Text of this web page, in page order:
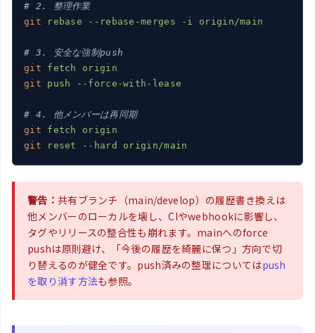
# 2. 整理作業
git
rebase --rebase-merges -i origin/main
# 3. 安全な強制push
git
fetch origin
git
push --force-with-lease
# 4. 他メンバーは再同期
git
fetch origin
git
reset --hard origin/main
警告： 共有ブランチ（main/develop）の履歴書き換えは
他メンバーのローカルを壊し、CIやwebhookに影響し、
タグやリリースの整合性も崩れます。mainへのforce
pushは原則避け、「今後の履歴を綺麗に保つ」方向で切
り替えるのが健全です。push済みの整理についてはpush
を取り消す方法も参照。